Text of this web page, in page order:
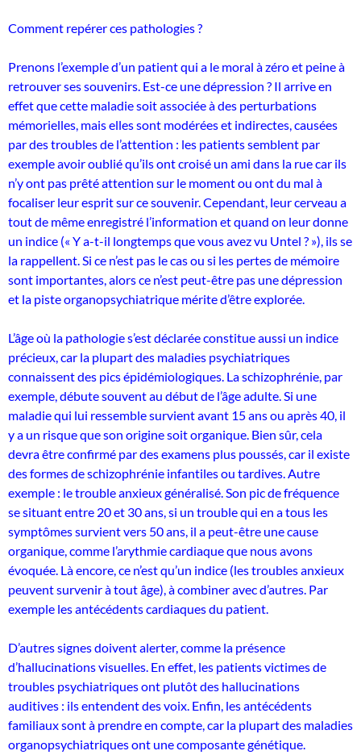
Comment repérer ces pathologies ?
Prenons l’exemple d’un patient qui a le moral à zéro et peine à
retrouver ses souvenirs. Est-ce une dépression ? Il arrive en
effet que cette maladie soit associée à des perturbations
mémorielles, mais elles sont modérées et indirectes, causées
par des troubles de l’attention : les patients semblent par
exemple avoir oublié qu’ils ont croisé un ami dans la rue car ils
n’y ont pas prêté attention sur le moment ou ont du mal à
focaliser leur esprit sur ce souvenir. Cependant, leur cerveau a
tout de même enregistré l’information et quand on leur donne
un indice (« Y a-t-il longtemps que vous avez vu Untel ? »), ils se
la rappellent. Si ce n’est pas le cas ou si les pertes de mémoire
sont importantes, alors ce n’est peut-être pas une dépression
et la piste organopsychiatrique mérite d’être explorée.
L’âge où la pathologie s’est déclarée constitue aussi un indice
précieux, car la plupart des maladies psychiatriques
connaissent des pics épidémiologiques. La schizophrénie, par
exemple, débute souvent au début de l’âge adulte. Si une
maladie qui lui ressemble survient avant 15 ans ou après 40, il
y a un risque que son origine soit organique. Bien sûr, cela
devra être confirmé par des examens plus poussés, car il existe
des formes de schizophrénie infantiles ou tardives. Autre
exemple : le trouble anxieux généralisé. Son pic de fréquence
se situant entre 20 et 30 ans, si un trouble qui en a tous les
symptômes survient vers 50 ans, il a peut-être une cause
organique, comme l’arythmie cardiaque que nous avons
évoquée. Là encore, ce n’est qu’un indice (les troubles anxieux
peuvent survenir à tout âge), à combiner avec d’autres. Par
exemple les antécédents cardiaques du patient.
D’autres signes doivent alerter, comme la présence
d’hallucinations visuelles. En effet, les patients victimes de
troubles psychiatriques ont plutôt des hallucinations
auditives : ils entendent des voix. Enfin, les antécédents
familiaux sont à prendre en compte, car la plupart des maladies
organopsychiatriques ont une composante génétique.